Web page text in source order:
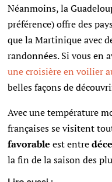
Néanmoins, la
préférence) offre des
que la Martinique avec
randonnées. Si vous en
une croisière en voilier
belles façons de
Avec une température
françaises se visitent
favorable est entre
la fin de la saison des